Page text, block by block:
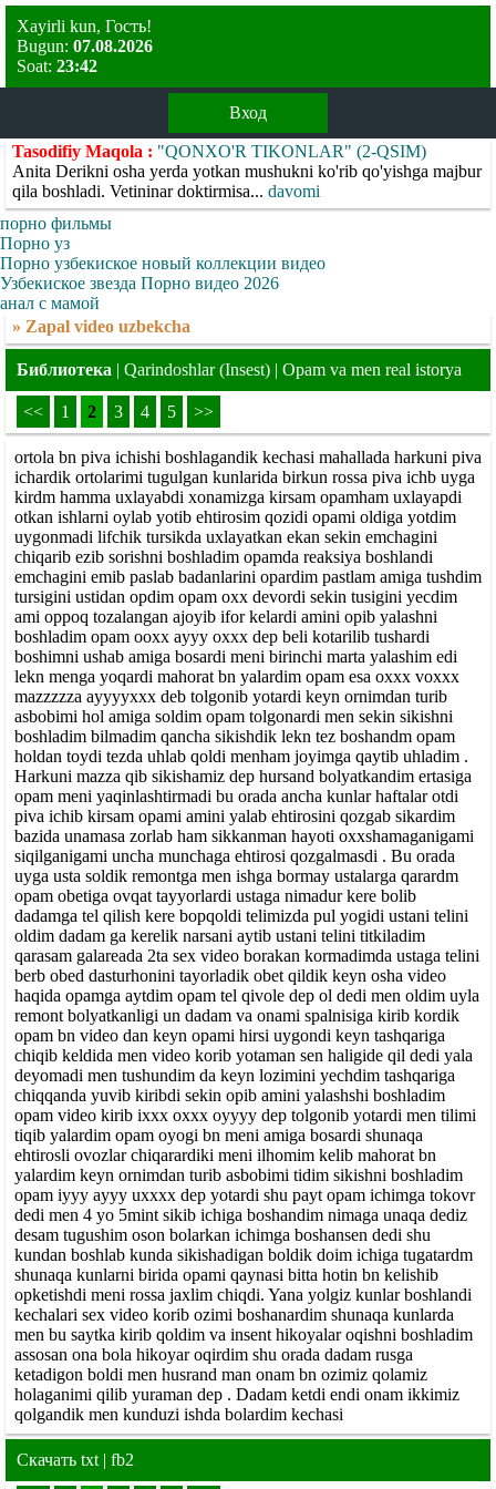
Xayirli kun, Гость!
Bugun: 07.08.2026
Soat: 23:42
Вход
Tasodifiy Maqola : "QONXO'R TIKONLAR" (2-QSIM)
Anita Derikni osha yerda yotkan mushukni ko'rib qo'yishga majbur
qila boshladi. Vetininar doktirmisa... davomi
порно фильмы
Порно уз
Порно узбекиское новый коллекции видео
Узбекиское звезда Порно видео 2026
анал с мамой
» Zapal video uzbekcha
Библиотека | Qarindoshlar (Insest) | Opam va men real istorya
<< 1 2 3 4 5 >>
ortola bn piva ichishi boshlagandik kechasi mahallada harkuni piva
ichardik ortolarimi tugulgan kunlarida birkun rossa piva ichb uyga
kirdm hamma uxlayabdi xonamizga kirsam opamham uxlayapdi
otkan ishlarni oylab yotib ehtirosim qozidi opami oldiga yotdim
uygonmadi lifchik tursikda uxlayatkan ekan sekin emchagini
chiqarib ezib sorishni boshladim opamda reaksiya boshlandi
emchagini emib paslab badanlarini opardim pastlam amiga tushdim
tursigini ustidan opdim opam oxx devordi sekin tusigini yecdim
ami oppoq tozalangan ajoyib ifor kelardi amini opib yalashni
boshladim opam ooxx ayyy oxxx dep beli kotarilib tushardi
boshimni ushab amiga bosardi meni birinchi marta yalashim edi
lekn menga yoqardi mahorat bn yalardim opam esa oxxx voxxx
mazzzzza ayyyyxxx deb tolgonib yotardi keyn ornimdan turib
asbobimi hol amiga soldim opam tolgonardi men sekin sikishni
boshladim bilmadim qancha sikishdik lekn tez boshandm opam
holdan toydi tezda uhlab qoldi menham joyimga qaytib uhladim .
Harkuni mazza qib sikishamiz dep hursand bolyatkandim ertasiga
opam meni yaqinlashtirmadi bu orada ancha kunlar haftalar otdi
piva ichib kirsam opami amini yalab ehtirosini qozgab sikardim
bazida unamasa zorlab ham sikkanman hayoti oxxshamaganigami
siqilganigami uncha munchaga ehtirosi qozgalmasdi . Bu orada
uyga usta soldik remontga men ishga bormay ustalarga qarardm
opam obetiga ovqat tayyorlardi ustaga nimadur kere bolib
dadamga tel qilish kere bopqoldi telimizda pul yogidi ustani telini
oldim dadam ga kerelik narsani aytib ustani telini titkiladim
qarasam galareada 2ta sex video borakan kormadimda ustaga telini
berb obed dasturhonini tayorladik obet qildik keyn osha video
haqida opamga aytdim opam tel qivole dep ol dedi men oldim uyla
remont bolyatkanligi un dadam va onami spalnisiga kirib kordik
opam bn video dan keyn opami hirsi uygondi keyn tashqariga
chiqib keldida men video korib yotaman sen haligide qil dedi yala
deyomadi men tushundim da keyn lozimini yechdim tashqariga
chiqqanda yuvib kiribdi sekin opib amini yalashshi boshladim
opam video kirib ixxx oxxx oyyyy dep tolgonib yotardi men tilimi
tiqib yalardim opam oyogi bn meni amiga bosardi shunaqa
ehtirosli ovozlar chiqarardiki meni ilhomim kelib mahorat bn
yalardim keyn ornimdan turib asbobimi tidim sikishni boshladim
opam iyyy ayyy uxxxx dep yotardi shu payt opam ichimga tokovr
dedi men 4 yo 5mint sikib ichiga boshandim nimaga unaqa dediz
desam tugushim oson bolarkan ichimga boshansen dedi shu
kundan boshlab kunda sikishadigan boldik doim ichiga tugatardm
shunaqa kunlarni birida opami qaynasi bitta hotin bn kelishib
opketishdi meni rossa jaxlim chiqdi. Yana yolgiz kunlar boshlandi
kechalari sex video korib ozimi boshanardim shunaqa kunlarda
men bu saytka kirib qoldim va insent hikoyalar oqishni boshladim
assosan ona bola hikoyar oqirdim shu orada dadam rusga
ketadigon boldi men husrand man onam bn ozimiz qolamiz
holaganimi qilib yuraman dep . Dadam ketdi endi onam ikkimiz
qolgandik men kunduzi ishda bolardim kechasi
Скачать txt | fb2